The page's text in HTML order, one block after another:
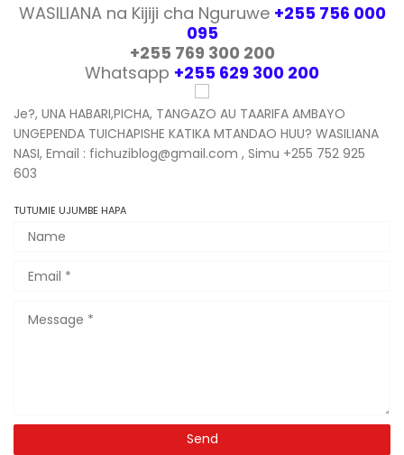
WASILIANA na Kijiji cha Nguruwe +255 756 000
095
+255 769 300 200
Whatsapp +255 629 300 200
Je?, UNA HABARI,PICHA, TANGAZO AU TAARIFA AMBAYO
UNGEPENDA TUICHAPISHE KATIKA MTANDAO HUU? WASILIANA
NASI, Email : fichuziblog@gmail.com , Simu +255 752 925
603
TUTUMIE UJUMBE HAPA